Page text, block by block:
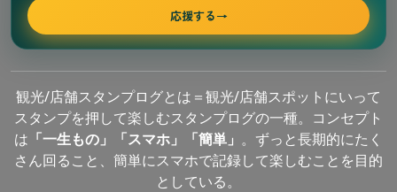
応援する→
観光/店舗スタンプログとは＝観光/店舗スポットにいって
スタンプを押して楽しむスタンプログの一種。コンセプト
は 「一生もの」「スマホ」「簡単」 。ずっと長期的にたく
さん回ること、簡単にスマホで記録して楽しむことを目的
としている。